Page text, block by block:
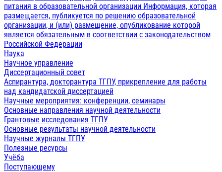
питания в образовательной организации Информация, которая
размещается, публикуется по решению образовательной
организации, и (или) размещение, опубликование которой
является обязательным в соответствии с законодательством
Российской Федерации
Наука
Научное управление
Диссертационный совет
Аспирантура, докторантура ТГПУ, прикрепление для работы
над кандидатской диссертацией
Научные мероприятия: конференции, семинары
Основные направления научной деятельности
Грантовые исследования ТГПУ
Основные результаты научной деятельности
Научные журналы ТГПУ
Полезные ресурсы
Учёба
Поступающему